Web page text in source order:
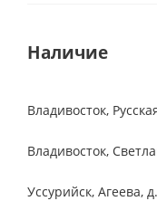
Наличие
Владивосток,
Владивосток,
Уссурийск, Агеева,